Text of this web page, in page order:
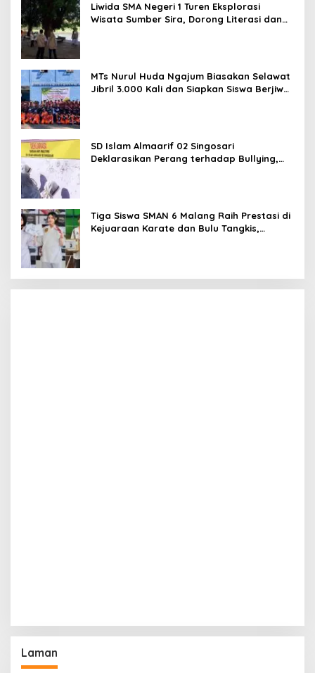
Liwida SMA Negeri 1 Turen Eksplorasi
Wisata Sumber Sira, Dorong Literasi dan
MTs Nurul Huda Ngajum Biasakan Selawat
Jibril 3.000 Kali dan Siapkan Siswa Berjiwa
SD Islam Almaarif 02 Singosari
Deklarasikan Perang terhadap Bullying,
Tiga Siswa SMAN 6 Malang Raih Prestasi di
Kejuaraan Karate dan Bulu Tangkis,
Laman